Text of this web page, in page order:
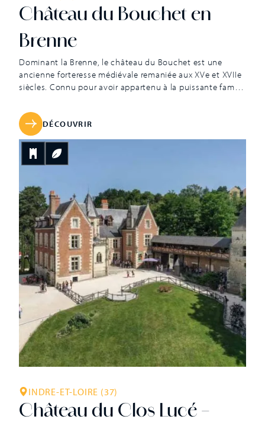
Château du Bouchet en
Brenne
Dominant la Brenne, le château du Bouchet est une
ancienne forteresse médiévale remaniée aux XVe et XVIIe
siècles. Connu pour avoir appartenu à la puissante famille
Madame de Montespan – la plus célèbre des favorites de
Louis XIV – le château du Bouchet nous raconte une
longue et passionnante histoire […]
DÉCOUVRIR
INDRE-ET-LOIRE (37)
Château du Clos Lucé –